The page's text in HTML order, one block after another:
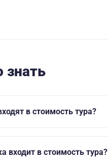
знать
в стоимость тура?
входит в стоимость тура?